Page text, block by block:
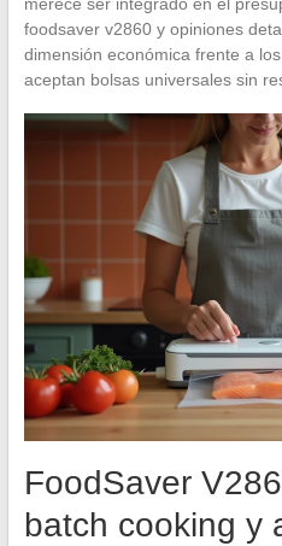
foodsaver v2860 y opiniones
dimensión económica frente a
aceptan bolsas universales sin
FoodSaver
batch cooking y